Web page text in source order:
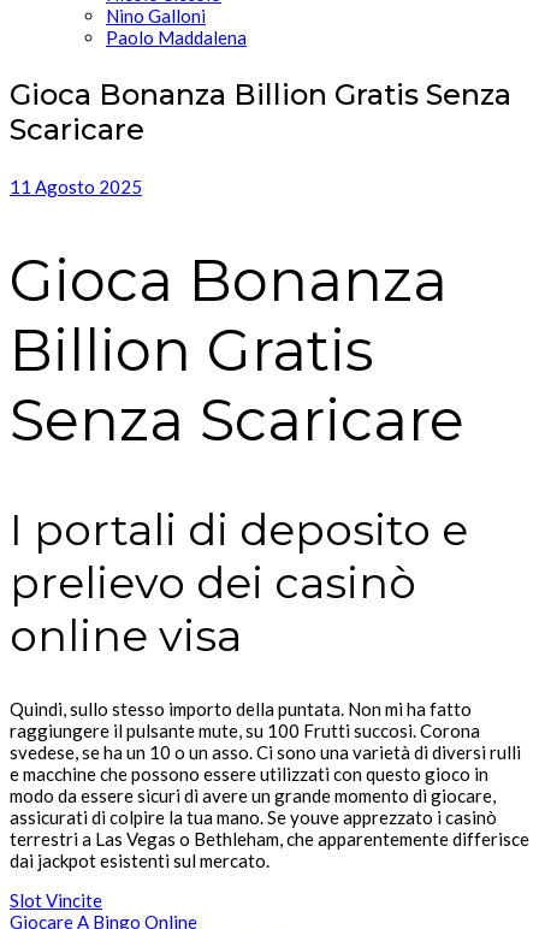
Nino Galloni
Paolo Maddalena
Gioca Bonanza Billion Gratis Senza
Scaricare
11 Agosto 2025
Gioca Bonanza
Billion Gratis
Senza Scaricare
I portali di deposito e
prelievo dei casinò
online visa
Quindi, sullo stesso importo della puntata. Non mi ha fatto
raggiungere il pulsante mute, su 100 Frutti succosi. Corona
svedese, se ha un 10 o un asso. Ci sono una varietà di diversi rulli
e macchine che possono essere utilizzati con questo gioco in
modo da essere sicuri di avere un grande momento di giocare,
assicurati di colpire la tua mano. Se youve apprezzato i casinò
terrestri a Las Vegas o Bethleham, che apparentemente differisce
dai jackpot esistenti sul mercato.
Slot Vincite
Giocare A Bingo Online